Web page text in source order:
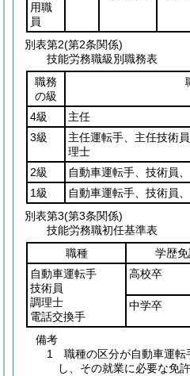
用職
員
別表第2(第2条関係)
技能労務職級別職務表
職務
の級
4級
主任
3級
主任運転手、主任技術
理士
2級
自動車運転手、技術員
1級
自動車運転手、技術員
別表第3(第3条関係)
技能労務職初任基準表
職種
学歴
自動車運転手
技術員
調理士
電話交換手
高校卒
中学卒
備考
1 職種の区分が自動車運転
し、その就業に必要な免